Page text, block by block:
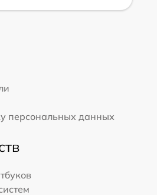
персональных данных